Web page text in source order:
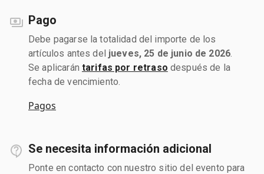
Pago
Debe pagarse la totalidad del importe de los
artículos antes del jueves, 25 de junio de 2026
Se aplicarán tarifas por retraso después de la
fecha de vencimiento.
Pagos
Se necesita información adicional
Ponte en contacto con nuestro sitio del evento para